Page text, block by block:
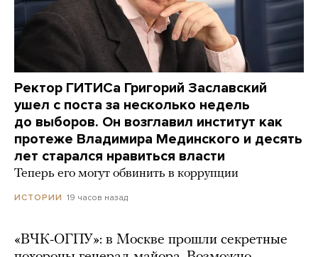
Ректор ГИТИСа Григорий Заславский
ушел с поста за несколько недель
до выборов. Он возглавил институт как
протеже Владимира Мединского и десять
лет старался нравиться власти
Теперь его могут обвинить в коррупции
ИСТОРИИ 19 часов назад
«ВЧК-ОГПУ»: в Москве прошли секретные